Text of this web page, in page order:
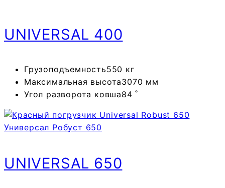
UNIVERSAL 400
Грузоподъемность550 кг
Максимальная высота3070 мм
Угол разворота ковша84 ˚
UNIVERSAL 650